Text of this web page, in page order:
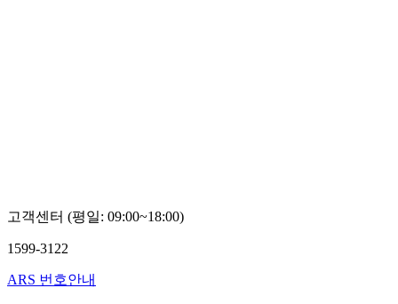
고객센터 (평일: 09:00~18:00)
1599-3122
ARS 번호안내